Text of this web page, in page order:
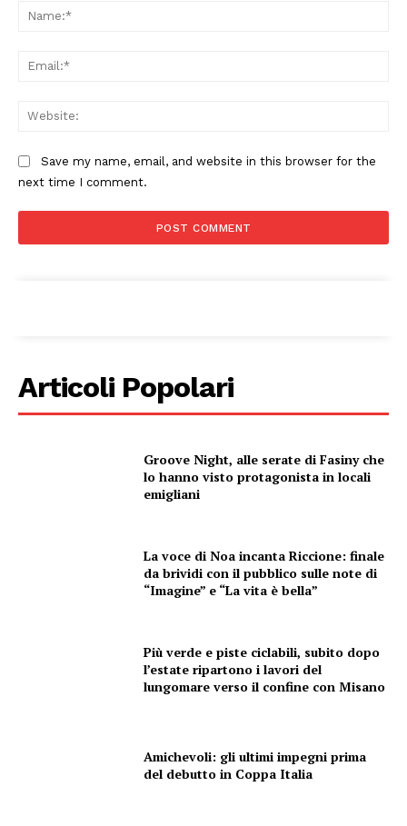
Save my name, email, and website in this browser for the
next time I comment.
Articoli Popolari
Groove Night, alle serate di Fasiny che
lo hanno visto protagonista in locali
emigliani
La voce di Noa incanta Riccione: finale
da brividi con il pubblico sulle note di
“Imagine” e “La vita è bella”
Più verde e piste ciclabili, subito dopo
l’estate ripartono i lavori del
lungomare verso il confine con Misano
Amichevoli: gli ultimi impegni prima
del debutto in Coppa Italia